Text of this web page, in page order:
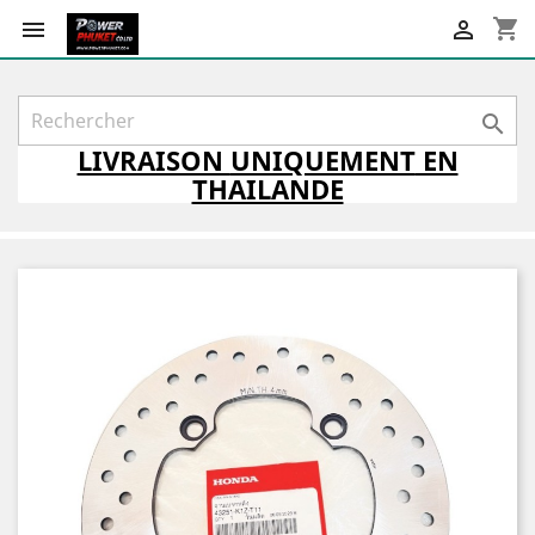
 shopping_cart


LIVRAISON UNIQUEMENTEN
THAILANDE